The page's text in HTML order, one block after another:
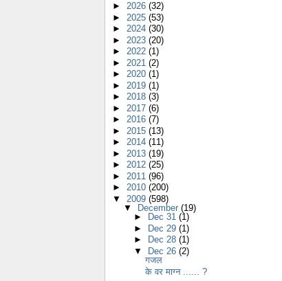
► 2026 (32)
► 2025 (53)
► 2024 (30)
► 2023 (20)
► 2022 (1)
► 2021 (2)
► 2020 (1)
► 2019 (1)
► 2018 (3)
► 2017 (6)
► 2016 (7)
► 2015 (13)
► 2014 (11)
► 2013 (19)
► 2012 (25)
► 2011 (96)
► 2010 (200)
▼ 2009 (598)
▼
December (19)
►
Dec 31(1)
►
Dec 29(1)
►
Dec 28(1)
▼
Dec 26(2)
गजल
के वर माग्न ...... ?